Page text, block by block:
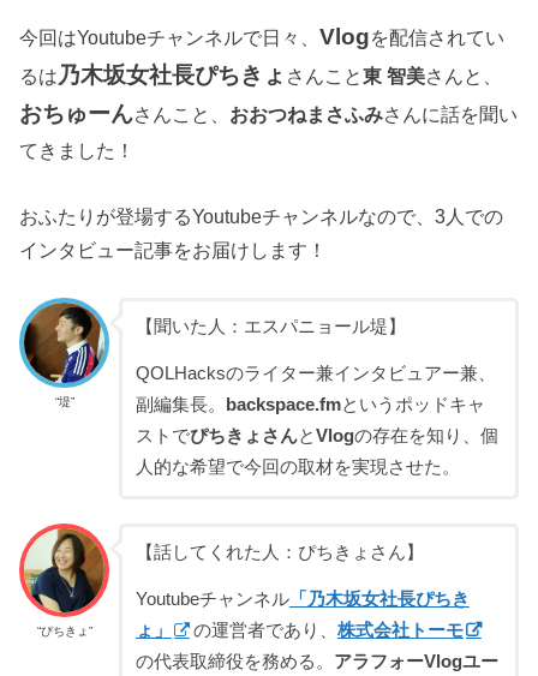
今回はYoutubeチャンネルで日々、Vlogを配信されてい
るは乃木坂女社長ぴちきょ さんこと東 智美さんと、
おちゅーんさんこと、 おおつねまさふみさんに話を聞い
てきました！
おふたりが登場するYoutubeチャンネルなので、3人での
インタビュー記事をお届けします！
“堤”
【聞いた人：エスパニョール堤】
QOLHacksのライター兼インタビュアー兼、
副編集長。
backspace.fmというポッドキャ
ストでぴちきょさんとVlogの存在を知り、個
人的な希望で今回の取材を実現させた。
“ぴちきょ”
【話してくれた人：ぴちきょさん】
Youtubeチャンネル「乃木坂女社長ぴちき
ょ」
の運営者であり、 株式会社トーモ
の代表取締役を務める。 アラフォーVlogユー